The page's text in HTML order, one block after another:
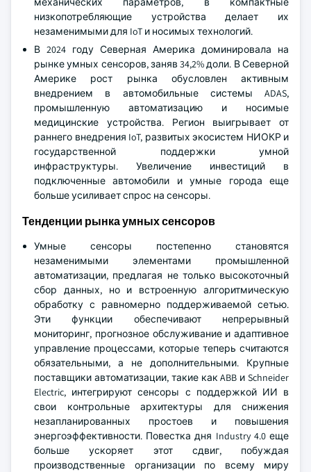
низкопотребляющие устройства делает их
незаменимыми для IoT и носимых технологий.
В 2024 году Северная Америка доминировала на
рынке умных сенсоров, заняв 34,2% доли. В Северной
Америке рост рынка обусловлен активным
внедрением в автомобильные системы ADAS,
промышленную автоматизацию и носимые
медицинские устройства. Регион выигрывает от
раннего внедрения IoT, развитых экосистем НИОКР и
государственной поддержки умной
инфраструктуры. Увеличение инвестиций в
подключенные автомобили и умные города еще
больше усиливает спрос на сенсоры.
Тенденции рынка умных сенсоров
Умные сенсоры постепенно становятся
незаменимыми элементами промышленной
автоматизации, предлагая не только высокоточный
сбор данных, но и встроенную алгоритмическую
обработку с равномерно поддерживаемой сетью.
Эти функции обеспечивают непрерывный
мониторинг, прогнозное обслуживание и адаптивное
управление процессами, которые теперь считаются
обязательными, а не дополнительными. Крупные
поставщики автоматизации, такие как ABB и Schneider
Electric, интегрируют сенсоры с поддержкой ИИ в
свои контрольные архитектуры для снижения
незапланированных простоев и повышения
энергоэффективности. Повестка дня Industry 4.0 еще
больше ускоряет этот сдвиг, побуждая
производственные организации по всему миру